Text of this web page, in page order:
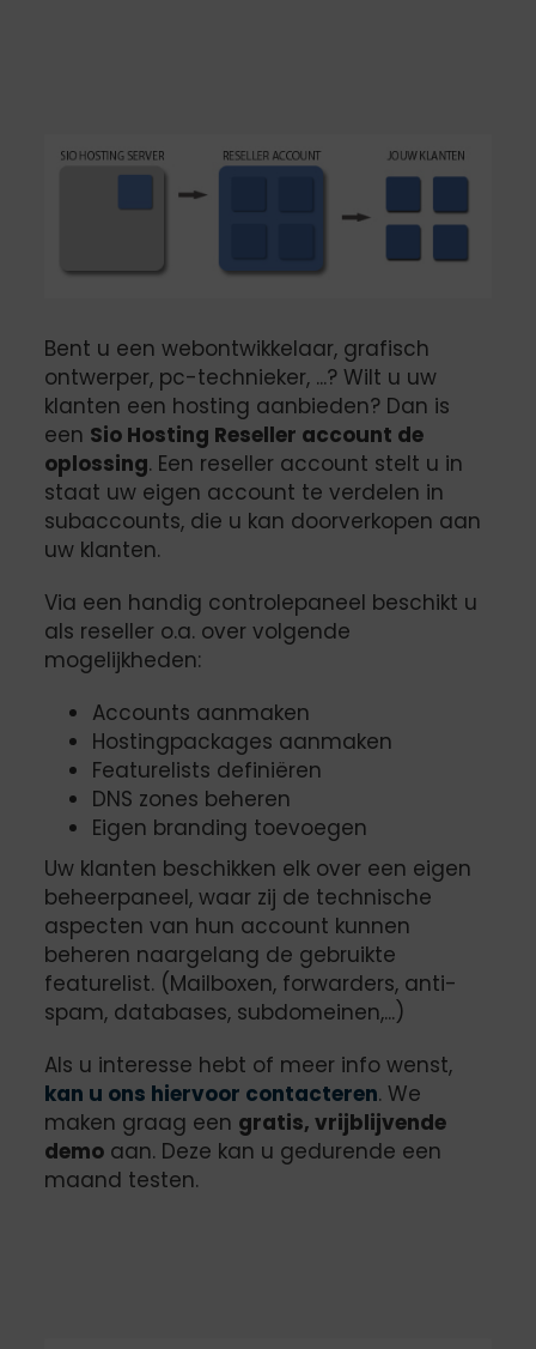
Bent u een webontwikkelaar, grafisch
ontwerper, pc-technieker, ...? Wilt u uw
klanten een hosting aanbieden? Dan is
een Sio Hosting Reseller account de
oplossing. Een reseller account stelt u in
staat uw eigen account te verdelen in
subaccounts, die u kan doorverkopen aan
uw klanten.
Via een handig controlepaneel beschikt u
als reseller o.a. over volgende
mogelijkheden:
Accounts aanmaken
Hostingpackages aanmaken
Featurelists definiëren
DNS zones beheren
Eigen branding toevoegen
Uw klanten beschikken elk over een eigen
beheerpaneel, waar zij de technische
aspecten van hun account kunnen
beheren naargelang de gebruikte
featurelist. (Mailboxen, forwarders, anti-
spam, databases, subdomeinen,...)
Als u interesse hebt of meer info wenst,
kan u ons hiervoor contacteren. We
maken graag een gratis, vrijblijvende
demo aan. Deze kan u gedurende een
maand testen.